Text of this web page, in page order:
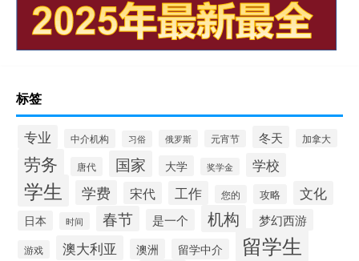
标签
专业 中介机构 习俗 俄罗斯 元宵节 冬天 加拿大
劳务 唐代 国家 大学 奖学金 学校
学生 学费 宋代 工作 您的 攻略 文化
日本 时间 春节 是一个 机构 梦幻西游
游戏 澳大利亚 澳洲 留学中介 留学生